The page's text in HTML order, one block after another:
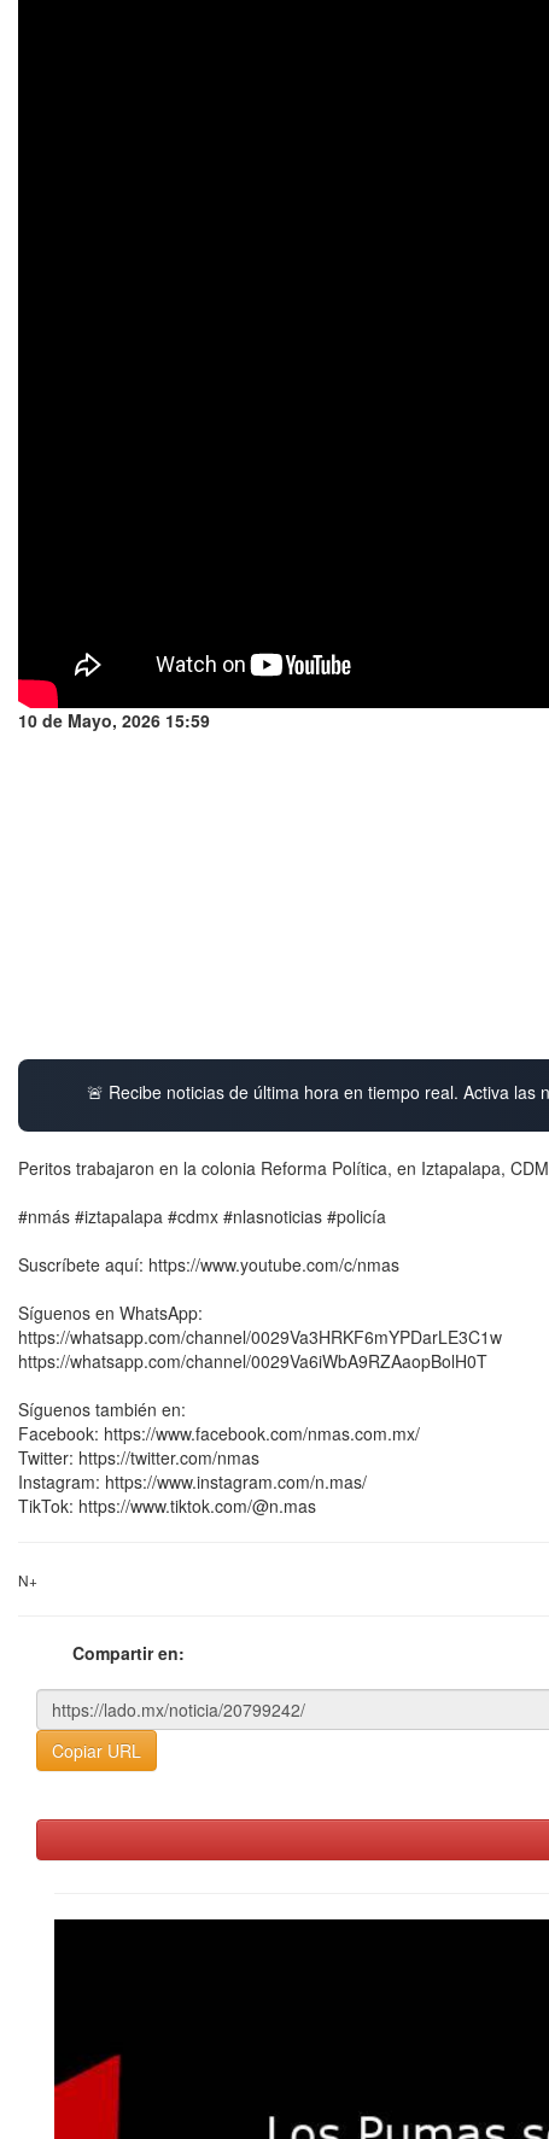
10 de Mayo, 2026 15:59
🚨 Recibe noticias de última hora en tiempo real. Activa las
Peritos trabajaron en la colonia Reforma Política, en Iztapalapa,
#nmás #iztapalapa #cdmx #nlasnoticias #policía
Suscríbete aquí: https://www.youtube.com/c/nmas
Síguenos en WhatsApp:
https://whatsapp.com/channel/0029Va3HRKF6mYPDarLE3C1w
https://whatsapp.com/channel/0029Va6iWbA9RZAaopBolH0T
Síguenos también en:
Facebook: https://www.facebook.com/nmas.com.mx/
Twitter: https://twitter.com/nmas
Instagram: https://www.instagram.com/n.mas/
TikTok: https://www.tiktok.com/@n.mas
N+
Compartir en:
Copiar URL